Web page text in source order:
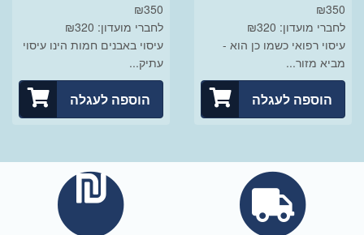
₪350
לחברי מועדון: ₪320
עיסוי רפואי כשמו כן הוא -
מביא מזור...
הוספה לעגלה
₪350
לחברי מועדון: ₪320
עיסוי באבנים חמות הינו עיסוי
עתיק...
הוספה לעגלה